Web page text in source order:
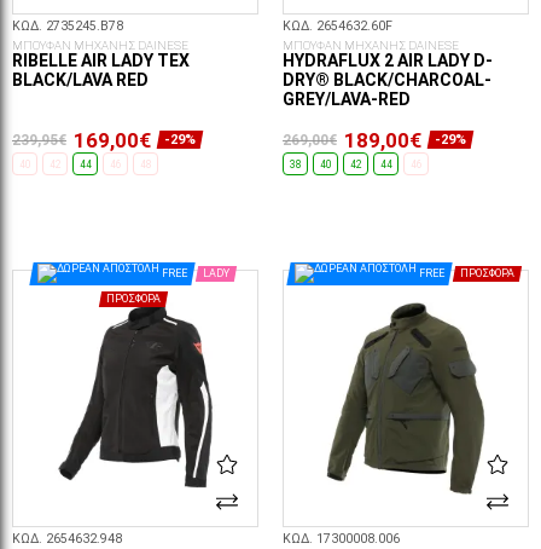
ΚΩΔ. 2735245.B78
ΜΠΟΥΦΑΝ ΜΗΧΑΝΗΣ DAINESE
RIBELLE AIR LADY TEX
BLACK/LAVA RED
239,95€ 169,00€ -29%
40 42 44 46 48
ΚΩΔ. 2654632.60F
ΜΠΟΥΦΑΝ ΜΗΧΑΝΗΣ DAINESE
HYDRAFLUX 2 AIR LADY D-
DRY® BLACK/CHARCOAL-
GREY/LAVA-RED
269,00€ 189,00€ -29%
38 40 42 44 46
FREE LADY
ΠΡΟΣΦΟΡΆ
ΚΩΔ. 2654632.948
FREE ΠΡΟΣΦΟΡΆ
ΚΩΔ. 17300008.006